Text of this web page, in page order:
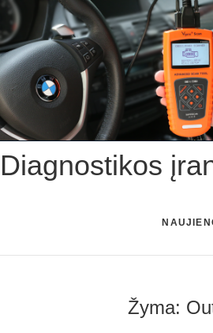
Skip
to
content
Diagnostikos
Žyma: